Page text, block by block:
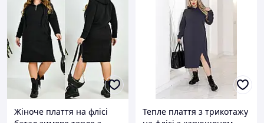
Жіноче плаття на флісі Тепле плаття з трикотажу